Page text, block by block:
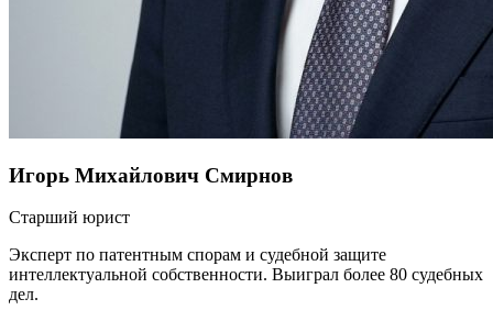
Игорь Михайлович Смирнов
Старший юрист
Эксперт по патентным спорам и судебной защите
интеллектуальной собственности. Выиграл более 80 судебных
дел.